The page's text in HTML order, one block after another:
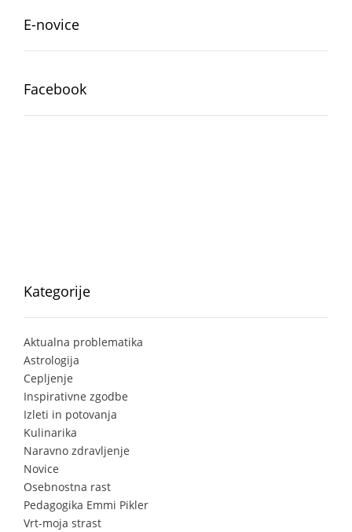
E-novice
Facebook
Kategorije
Aktualna problematika
Astrologija
Cepljenje
Inspirativne zgodbe
Izleti in potovanja
Kulinarika
Naravno zdravljenje
Novice
Osebnostna rast
Pedagogika Emmi Pikler
Vrt-moja strast